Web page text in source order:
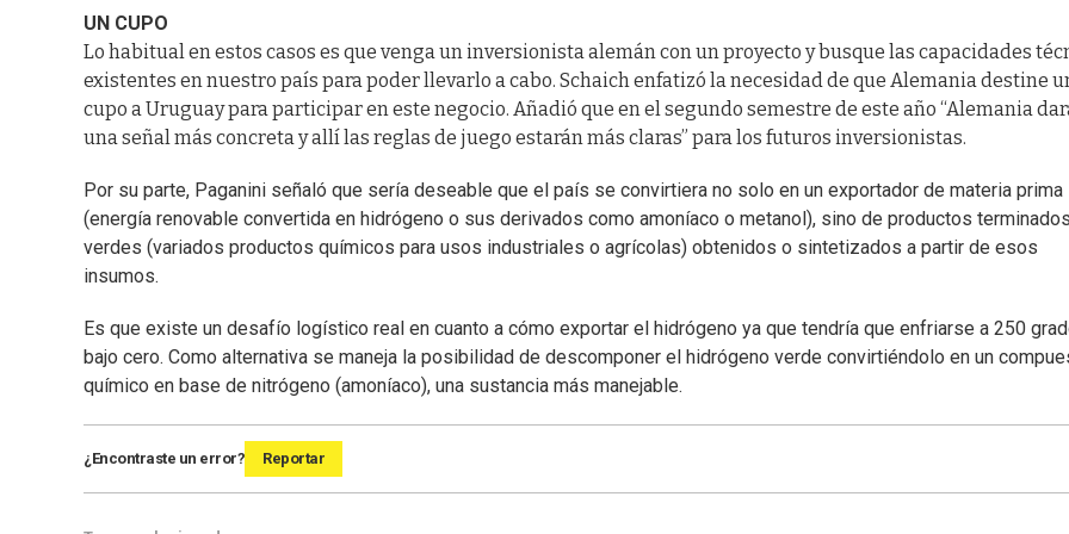
UN CUPO
Lo habitual en estos casos es que venga un inversionista alemán con un proyecto y busque las capacidades
existentes en nuestro país para poder llevarlo a cabo. Schaich enfatizó la necesidad de que Alemania destine
cupo a Uruguay para participar en este negocio. Añadió que en el segundo semestre de este año “Alemania
una señal más concreta y allí las reglas de juego estarán más claras” para los futuros inversionistas.
Por su parte, Paganini señaló que sería deseable que el país se convirtiera no solo en un exportador de materia prima
(energía renovable convertida en hidrógeno o sus derivados como amoníaco o metanol), sino de productos terminados
verdes (variados productos químicos para usos industriales o agrícolas) obtenidos o sintetizados a partir de esos
insumos.
Es que existe un desafío logístico real en cuanto a cómo exportar el hidrógeno ya que tendría que enfriarse a 250
bajo cero. Como alternativa se maneja la posibilidad de descomponer el hidrógeno verde convirtiéndolo en un
químico en base de nitrógeno (amoníaco), una sustancia más manejable.
¿Encontraste un error? Reportar